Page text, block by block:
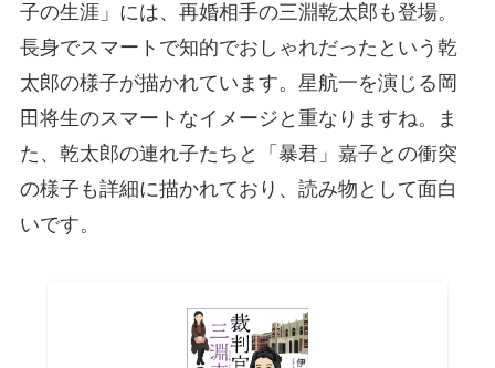
子の生涯」には、再婚相手の三淵乾太郎も登場。
長身でスマートで知的でおしゃれだったという乾
太郎の様子が描かれています。星航一を演じる岡
田将生のスマートなイメージと重なりますね。ま
た、乾太郎の連れ子たちと「暴君」嘉子との衝突
の様子も詳細に描かれており、読み物として面白
いです。